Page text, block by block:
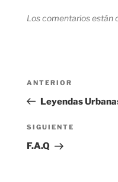
Los comentarios están
Navegación
entradas
Entrada
anterior:
ANTERIOR
Leyendas
Siguiente
entrada
SIGUIENTE
F.A.Q